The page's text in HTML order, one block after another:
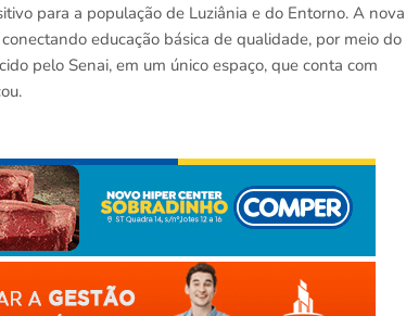
para a população de Luziânia e do Entorno. A nova
educação básica de qualidade, por meio do
pelo Senai, em um único espaço, que conta com